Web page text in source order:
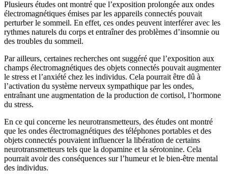
Plusieurs études ont montré que l’exposition prolongée aux ondes
électromagnétiques émises par les appareils connectés pouvait
perturber le sommeil. En effet, ces ondes peuvent interférer avec les
rythmes naturels du corps et entraîner des problèmes d’insomnie ou
des troubles du sommeil.
Par ailleurs, certaines recherches ont suggéré que l’exposition aux
champs électromagnétiques des objets connectés pouvait augmenter
le stress et l’anxiété chez les individus. Cela pourrait être dû à
l’activation du système nerveux sympathique par les ondes,
entraînant une augmentation de la production de cortisol, l’hormone
du stress.
En ce qui concerne les neurotransmetteurs, des études ont montré
que les ondes électromagnétiques des téléphones portables et des
objets connectés pouvaient influencer la libération de certains
neurotransmetteurs tels que la dopamine et la sérotonine. Cela
pourrait avoir des conséquences sur l’humeur et le bien-être mental
des individus.